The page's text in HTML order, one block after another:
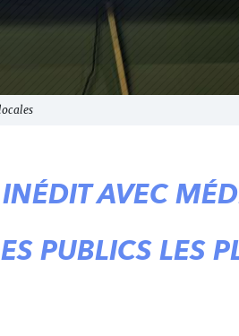
AVEC
PUBLICS LES